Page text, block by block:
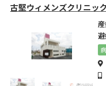
古堅ウィメンズクリニッ